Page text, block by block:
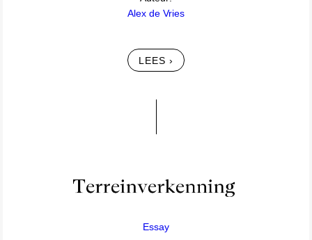
Alex de Vries
LEES ›
Essay